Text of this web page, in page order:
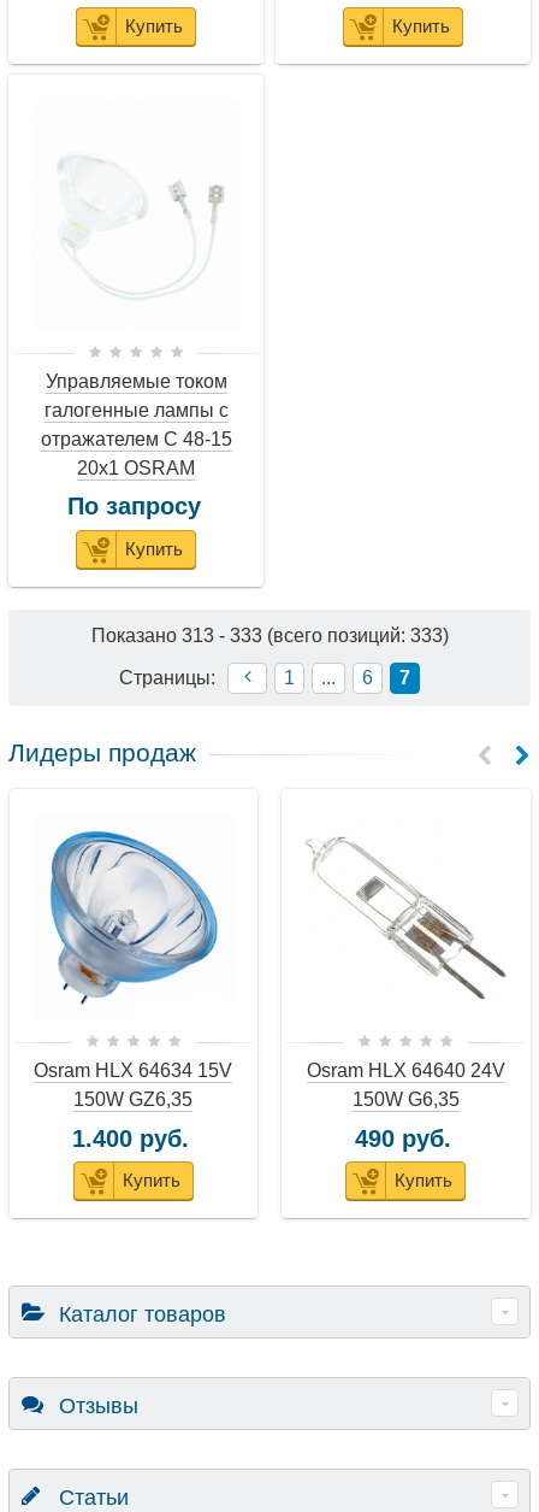
Купить Купить
Управляемые током
галогенные лампы с
отражателем С 48-15
20x1 OSRAM
По запросу
Купить
Показано 313- 333(всего позиций: 333)
Страницы: 1 ... 6 7
Лидеры продаж
Osram HLX 64634 15V
150W GZ6,35
1.400 руб.
Купить
Osram HLX 64640 24V
150W G6,35
490 руб.
Купить
Каталог товаров
Отзывы
Статьи